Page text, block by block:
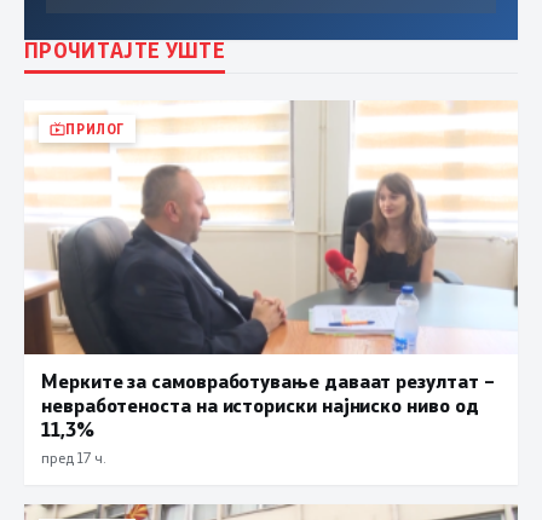
ПРОЧИТАЈТЕ УШТЕ
ПРИЛОГ
Мерките за самовработување даваат резултат –
невработеноста на историски најниско ниво од
11,3%
пред 17 ч.